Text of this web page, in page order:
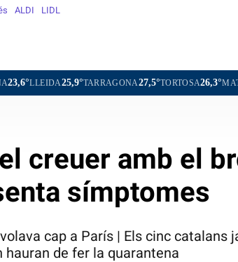
ALDI LIDL
TARRAGONA27,5°TORTOSA26,3°MATARÓ24,8°VIC
creuer amb el
símptomes
cap a París | Els cinc catalans
de fer la quarantena